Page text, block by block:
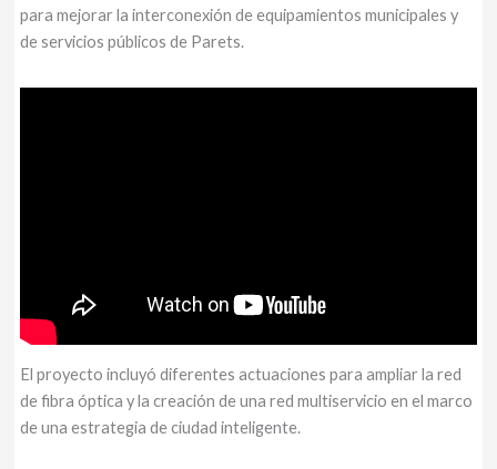
para mejorar la interconexión de equipamientos municipales y
de servicios públicos de Parets.
El proyecto incluyó diferentes actuaciones para ampliar la red
de fibra óptica y la creación de una red multiservicio en el marco
de una estrategia de ciudad inteligente.